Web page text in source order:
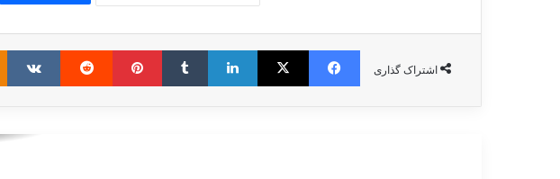
اشتراک گذاری
فیس بوک X لینکدین ‫تامبلر ‫پین‌ترست ‫رددیت